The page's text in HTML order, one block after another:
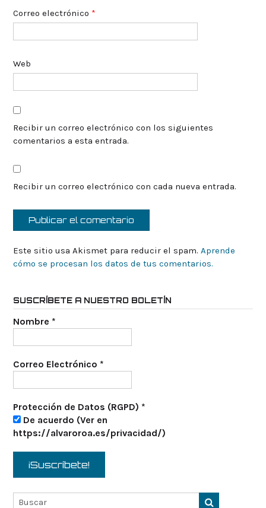
Correo electrónico *
Web
Recibir un correo electrónico con los siguientes
comentarios a esta entrada.
Recibir un correo electrónico con cada nueva entrada.
Este sitio usa Akismet para reducir el spam. Aprende
cómo se procesan los datos de tus comentarios.
SUSCRÍBETE A NUESTRO BOLETÍN
Nombre *
Correo Electrónico *
Protección de Datos (RGPD) *
De acuerdo (Ver en
https://alvaroroa.es/privacidad/)